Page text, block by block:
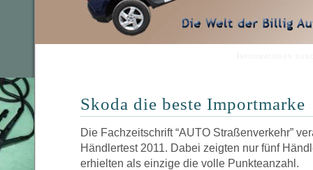
Skoda die beste Importmarke
Die Fachzeitschrift “AUTO Straßenverkehr”
Händlertest 2011. Dabei zeigten nur fünf
erhielten als einzige die volle Punkteanzahl.